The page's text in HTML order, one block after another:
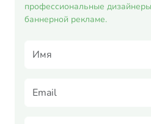
профессиональные
баннерной рекламе.